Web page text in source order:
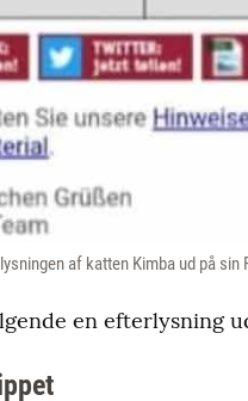
af katten Kimba ud på
en efterlysning